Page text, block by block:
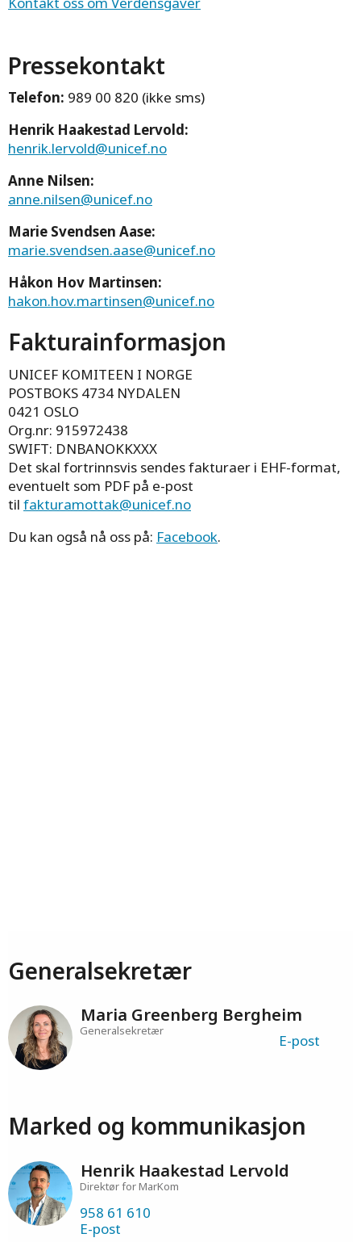
Pressekontakt
Telefon: 989 00 820 (ikke sms)
Henrik Haakestad Lervold:
henrik.lervold@unicef.no
Anne Nilsen:
anne.nilsen@unicef.no
Marie Svendsen Aase:
marie.svendsen.aase@unicef.no
Håkon Hov Martinsen:
hakon.hov.martinsen@unicef.no
Fakturainformasjon
UNICEF KOMITEEN I NORGE
POSTBOKS 4734 NYDALEN
0421 OSLO
Org.nr: 915972438
SWIFT: DNBANOKKXXX
Det skal fortrinnsvis sendes fakturaer i EHF-format,
eventuelt som PDF på e-post
til fakturamottak@unicef.no
Du kan også nå oss på: Facebook.
Generalsekretær
Maria Greenberg Bergheim
Generalsekretær
E-post
Marked og kommunikasjon
Henrik Haakestad Lervold
Direktør for MarKom
958 61 610
E-post